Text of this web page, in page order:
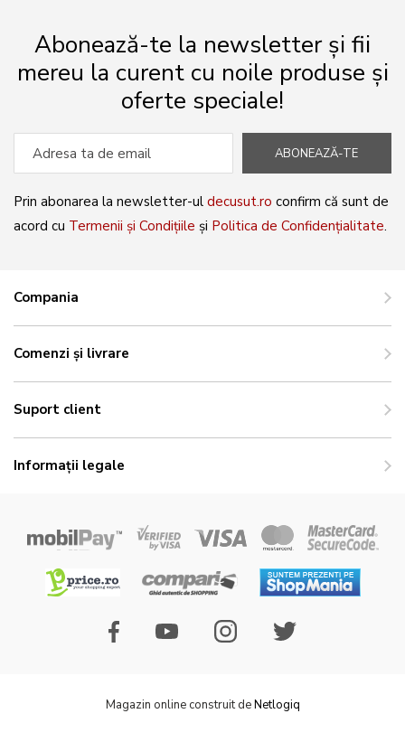
Abonează-te la newsletter și fii
mereu la curent cu noile produse și
oferte speciale!
ABONEAZĂ-TE
Prin abonarea la newsletter-ul decusut.ro confirm că sunt de
acord cu Termenii și Condițiile și Politica de Confidențialitate.
Compania
Comenzi și livrare
Suport client
Informații legale
Magazin online construit deNetlogiq